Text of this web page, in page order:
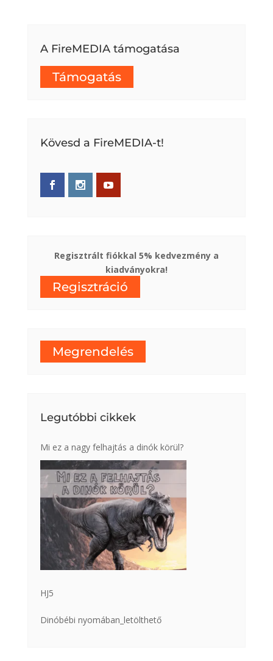
A FireMEDIA támogatása
Támogatás
Kövesd a FireMEDIA-t!
Regisztrált fiókkal 5% kedvezmény a
kiadványokra!
Regisztráció
Megrendelés
Legutóbbi cikkek
Mi ez a nagy felhajtás a dinók körül?
HJ5
Dinóbébi nyomában_letölthető